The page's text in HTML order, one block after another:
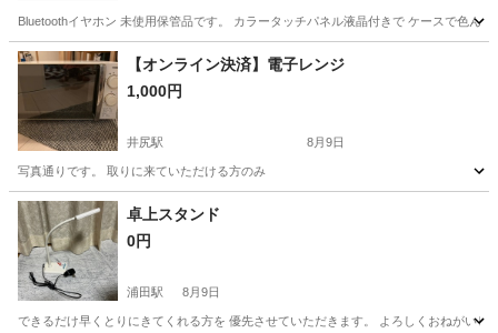
Bluetoothイヤホン 未使用保管品です。 カラータッチパネル液晶付きで ケースで色ん
福岡 福岡市 西鉄平尾駅 オーディオ
【オンライン決済】電子レンジ
1,000円
井尻駅 8月9日
写真通りです。 取りに来ていただける方のみ
福岡 福岡市 井尻駅 キッチン家電
卓上スタンド
0円
浦田駅 8月9日
できるだけ早くとりにきてくれる方を 優先させていただきます。 よろしくおねがいし